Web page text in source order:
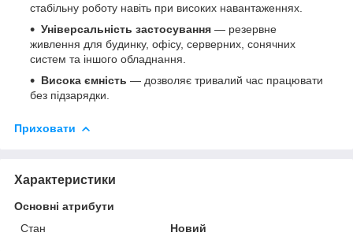
стабільну роботу навіть при високих навантаженнях.
Універсальність застосування — резервне
живлення для будинку, офісу, серверних, сонячних
систем та іншого обладнання.
Висока ємність — дозволяє тривалий час працювати
без підзарядки.
Приховати
Характеристики
Основні атрибути
Стан
Новий